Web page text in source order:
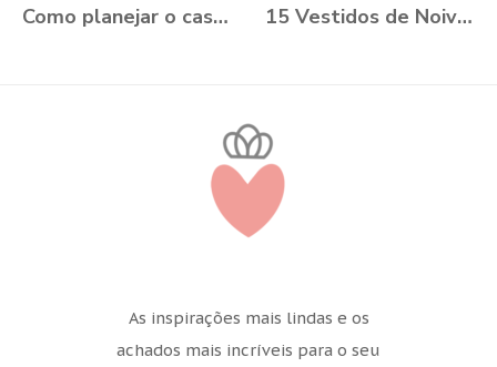
Como planejar o casamento durante a Pandemia? 15 Vestidos de Noiva Plus Size para você se apaixonar
As inspirações mais lindas e os
achados mais incríveis para o seu